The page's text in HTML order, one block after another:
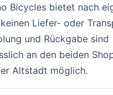
Bicycles bietet nach
Liefer- oder
und Rückgabe sind
an den beiden
Altstadt möglich.